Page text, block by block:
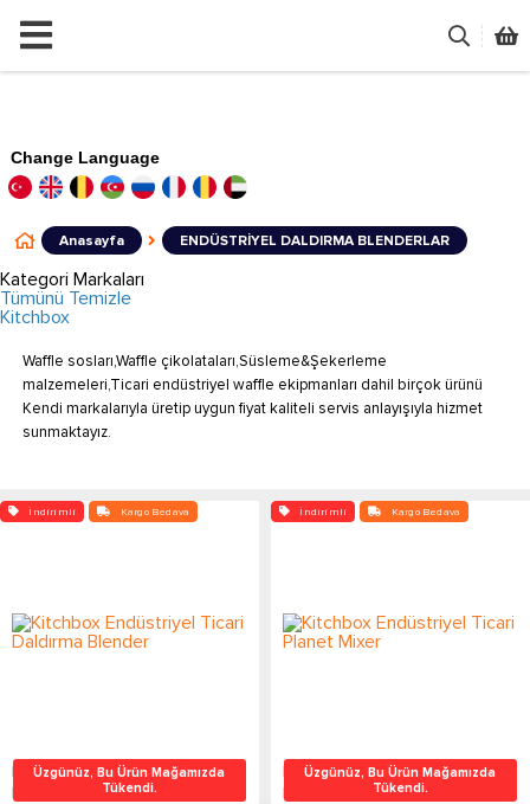
Change Language
Anasayfa ENDÜSTRİYEL DALDIRMA BLENDERLAR
Kategori Markaları
Tümünü Temizle
Kitchbox
Waffle sosları,Waffle çikolataları,Süsleme&Şekerleme
malzemeleri,Ticari endüstriyel waffle ekipmanları dahil birçok ürünü
Kendi markalarıyla üretip uygun fiyat kaliteli servis anlayışıyla hizmet
sunmaktayız.
İndirimli Kargo Bedava
Üzgünüz, Bu Ürün Mağamızda
Tükendi.
Kitchbox Endüstriyel Ticari
Daldırma Blender
İndirimli Kargo Bedava
Üzgünüz, Bu Ürün Mağamızda
Tükendi.
Kitchbox Endüstriyel Ticari
Planet Mixer